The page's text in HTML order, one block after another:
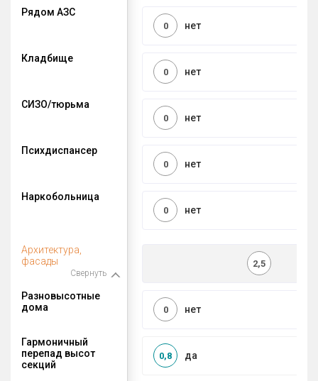
Рядом АЗС
нет
0
Кладбище
нет
0
СИЗО/тюрьма
нет
0
Психдиспансер
нет
0
Наркобольница
нет
0
Архитектура,
фасады
Свернуть
2,5
Разновысотные
дома
нет
0
Гармоничный
перепад высот
секций
да
0,8